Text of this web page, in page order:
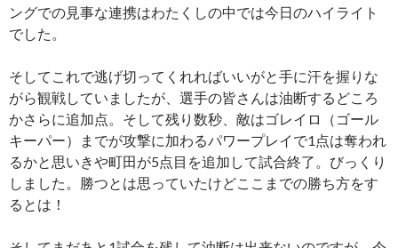
ングでの見事な連携はわたくしの中では今日のハイライト
でした。
そしてこれで逃げ切ってくれればいいがと手に汗を握りな
がら観戦していましたが、選手の皆さんは油断するどころ
かさらに追加点。そして残り数秒、敵はゴレイロ（ゴール
キーパー）までが攻撃に加わるパワープレイで1点は奪われ
るかと思いきや町田が5点目を追加して試合終了。びっくり
しました。勝つとは思っていたけどここまでの勝ち方をす
るとは！